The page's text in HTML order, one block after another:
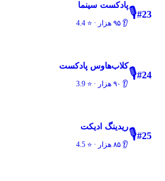
#23
🎙️پادکست سینما
👂 ۹۵ هزار · ⭐
4.4
#24
🎙️کلاب‌هاوس پادکست
👂 ۹۰ هزار · ⭐
3.9
#25
🎙️ریدینگ ادیکت
👂 ۸۵ هزار · ⭐
4.5